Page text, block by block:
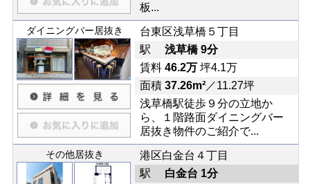
板...
ダイニングバー居抜き
台東区浅草橋５丁目
駅 浅草橋 9分
賃料 46.2万坪4.1万
面積 37.26m²／11.27坪
浅草橋駅徒歩９分の立地か
ら、１階路面ダイニングバー
居抜き物件のご紹介で...
その他居抜き
港区白金台４丁目
駅 白金台 1分